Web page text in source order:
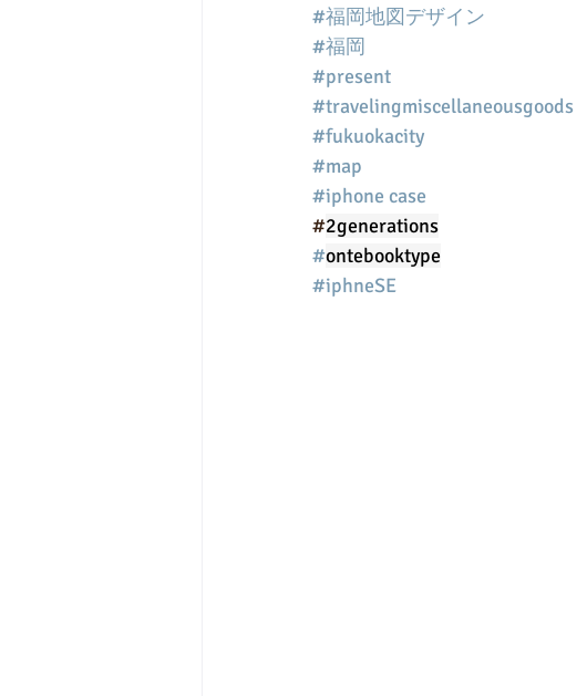
#福岡地図デザイン
#福岡
#present
#travelingmiscellaneousgoods
#fukuokacity
#map
#iphone case
#2generations
#ontebooktype
#iphneSE